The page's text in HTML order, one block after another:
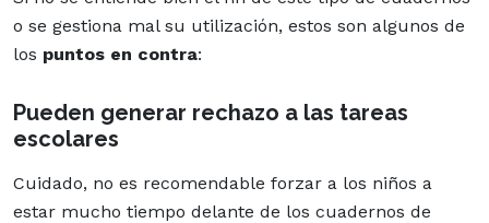
o se gestiona mal su utilización, estos son algunos de
los puntos en contra:
Pueden generar rechazo a las tareas
escolares
Cuidado, no es recomendable forzar a los niños a
estar mucho tiempo delante de los cuadernos de